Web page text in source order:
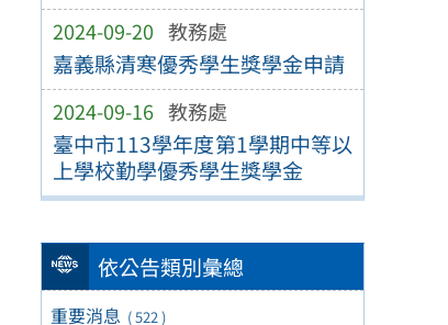
2024-09-20 教務處
嘉義縣清寒優秀學生獎學金申請
2024-09-16 教務處
臺中市113學年度第1學期中等以
上學校勤學優秀學生獎學金
依公告類別彙總
重要消息 ( 522 )